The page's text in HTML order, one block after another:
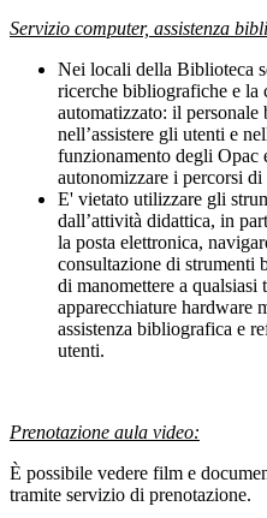
Servizio computer, assistenza
Nei locali della Biblioteca
ricerche bibliografiche e la
automatizzato: il
nell’assistere gli utenti e
funzionamento degli Opac
autonomizzare i percorsi di
E' vietato utilizzare gli
dall’attività didattica, in
la posta elettronica,
consultazione di strumenti
di manomettere a
apparecchiature hardware
assistenza bibliografica e
utenti.
Prenotazione aula video:
È possibile vedere film e
tramite servizio di prenotazione.